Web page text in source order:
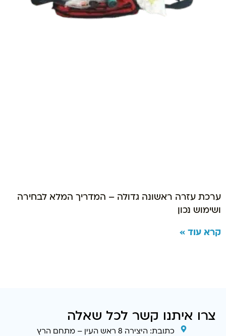
ערכת עזרה ראשונה גדולה – המדריך המלא לבחירה
ושימוש נכון
קרא עוד »
צרו איתנו קשר לכל שאלה
כתובת: היצירה 8 ראש העין – מתחם הרץ